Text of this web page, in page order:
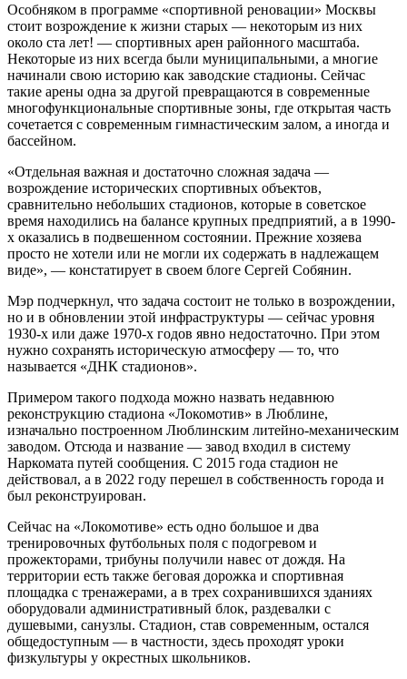
Особняком в программе «спортивной реновации» Москвы
стоит возрождение к жизни старых — некоторым из них
около ста лет! — спортивных арен районного масштаба.
Некоторые из них всегда были муниципальными, а многие
начинали свою историю как заводские стадионы. Сейчас
такие арены одна за другой превращаются в современные
многофункциональные спортивные зоны, где открытая часть
сочетается с современным гимнастическим залом, а иногда и
бассейном.
«Отдельная важная и достаточно сложная задача —
возрождение исторических спортивных объектов,
сравнительно небольших стадионов, которые в советское
время находились на балансе крупных предприятий, а в 1990-
х оказались в подвешенном состоянии. Прежние хозяева
просто не хотели или не могли их содержать в надлежащем
виде», — констатирует в своем блоге Сергей Собянин.
Мэр подчеркнул, что задача состоит не только в возрождении,
но и в обновлении этой инфраструктуры — сейчас уровня
1930-х или даже 1970-х годов явно недостаточно. При этом
нужно сохранять историческую атмосферу — то, что
называется «ДНК стадионов».
Примером такого подхода можно назвать недавнюю
реконструкцию стадиона «Локомотив» в Люблине,
изначально построенном Люблинским литейно-механическим
заводом. Отсюда и название — завод входил в систему
Наркомата путей сообщения. С 2015 года стадион не
действовал, а в 2022 году перешел в собственность города и
был реконструирован.
Сейчас на «Локомотиве» есть одно большое и два
тренировочных футбольных поля с подогревом и
прожекторами, трибуны получили навес от дождя. На
территории есть также беговая дорожка и спортивная
площадка с тренажерами, а в трех сохранившихся зданиях
оборудовали административный блок, раздевалки с
душевыми, санузлы. Стадион, став современным, остался
общедоступным — в частности, здесь проходят уроки
физкультуры у окрестных школьников.